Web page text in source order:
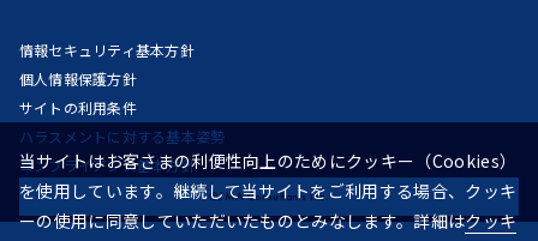
情報セキュリティ基本方針
個人情報保護方針
サイトの利用条件
ハラスメントに対する基本姿勢
コンプライアンス基本方針
©JMA Consultants Inc.
当サイトはお客さまの利便性向上のためにクッキー（Cookies）
を使用しています。継続して当サイトをご利用する場合、クッキ
ーの使用に同意していただいたものとみなします。詳細はクッキ